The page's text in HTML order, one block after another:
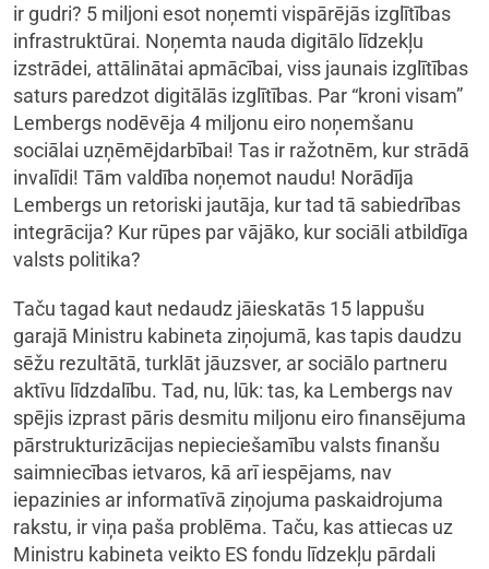
ir gudri? 5 miljoni esot noņemti vispārējās izglītības
infrastruktūrai. Noņemta nauda digitālo līdzekļu
izstrādei, attālinātai apmācībai, viss jaunais izglītības
saturs paredzot digitālās izglītības. Par “kroni visam”
Lembergs nodēvēja 4 miljonu eiro noņemšanu
sociālai uzņēmējdarbībai! Tas ir ražotnēm, kur strādā
invalīdi! Tām valdība noņemot naudu! Norādīja
Lembergs un retoriski jautāja, kur tad tā sabiedrības
integrācija? Kur rūpes par vājāko, kur sociāli atbildīga
valsts politika?
Taču tagad kaut nedaudz jāieskatās 15 lappušu
garajā Ministru kabineta ziņojumā, kas tapis daudzu
sēžu rezultātā, turklāt jāuzsver, ar sociālo partneru
aktīvu līdzdalību. Tad, nu, lūk: tas, ka Lembergs nav
spējis izprast pāris desmitu miljonu eiro finansējuma
pārstrukturizācijas nepieciešamību valsts finanšu
saimniecības ietvaros, kā arī iespējams, nav
iepazinies ar informatīvā ziņojuma paskaidrojuma
rakstu, ir viņa paša problēma. Taču, kas attiecas uz
Ministru kabineta veikto ES fondu līdzekļu pārdali